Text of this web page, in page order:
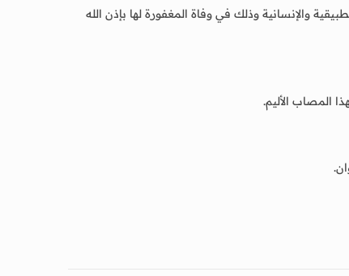
والإنسانية وذلك في وفاة المغفورة لها بإذن الله
المصاب الأليم.